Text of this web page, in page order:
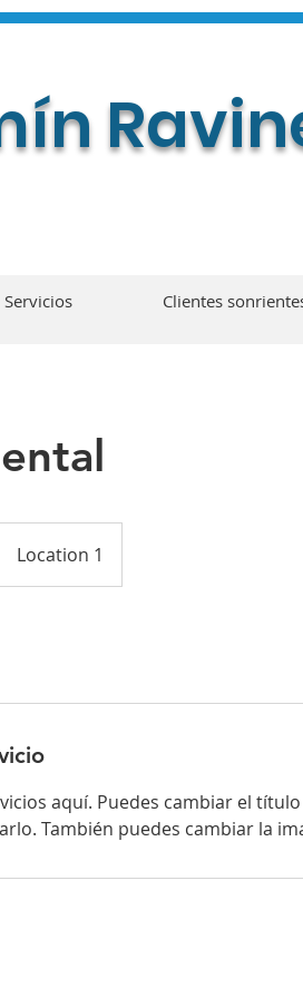
Servicios Clientes
Location 1
aquí. Puedes cambiar el
También puedes cambiar la